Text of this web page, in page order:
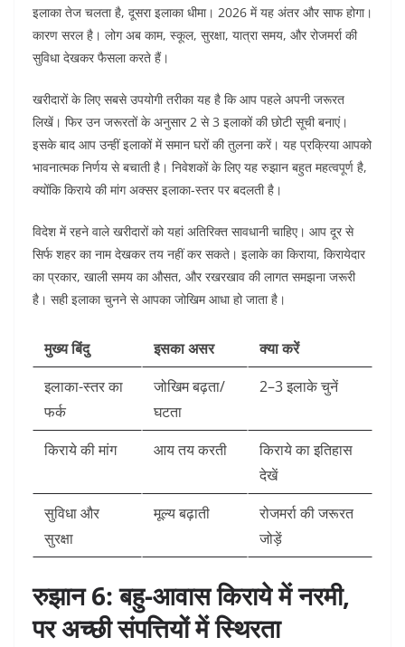
इलाका तेज चलता है, दूसरा इलाका धीमा। 2026 में यह अंतर और साफ होगा।
कारण सरल है। लोग अब काम, स्कूल, सुरक्षा, यात्रा समय, और रोजमर्रा की
सुविधा देखकर फैसला करते हैं।
खरीदारों के लिए सबसे उपयोगी तरीका यह है कि आप पहले अपनी जरूरत
लिखें। फिर उन जरूरतों के अनुसार 2 से 3 इलाकों की छोटी सूची बनाएं।
इसके बाद आप उन्हीं इलाकों में समान घरों की तुलना करें। यह प्रक्रिया आपको
भावनात्मक निर्णय से बचाती है। निवेशकों के लिए यह रुझान बहुत महत्वपूर्ण है,
क्योंकि किराये की मांग अक्सर इलाका-स्तर पर बदलती है।
विदेश में रहने वाले खरीदारों को यहां अतिरिक्त सावधानी चाहिए। आप दूर से
सिर्फ शहर का नाम देखकर तय नहीं कर सकते। इलाके का किराया, किरायेदार
का प्रकार, खाली समय का औसत, और रखरखाव की लागत समझना जरूरी
है। सही इलाका चुनने से आपका जोखिम आधा हो जाता है।
मुख्य बिंदु इसका असर
क्या करें
इलाका-स्तर का
फर्क
जोखिम बढ़ता/
घटता
2–3 इलाके चुनें
किराये की मांग आय तय करती
किराये का इतिहास
देखें
सुविधा और
सुरक्षा
मूल्य बढ़ाती
रोजमर्रा की जरूरत
जोड़ें
रुझान 6: बहु-आवास किराये में नरमी,
पर अच्छी संपत्तियों में स्थिरता